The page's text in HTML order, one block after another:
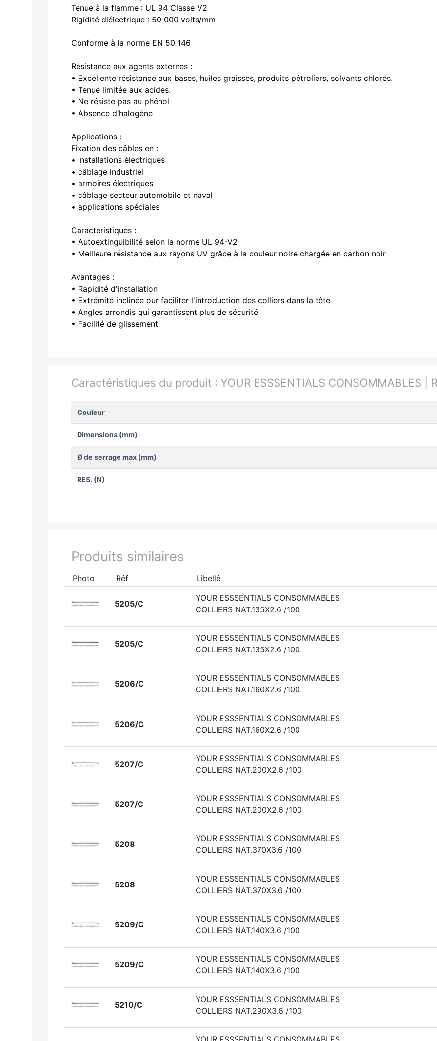
Tenue à la flamme : UL 94 Classe V2
Rigidité diélectrique : 50 000 volts/mm
Conforme à la norme EN 50 146
Résistance aux agents externes :
• Excellente résistance aux bases, huiles graisses, produits pétroliers, solvants chlorés.
• Tenue limitée aux acides.
• Ne résiste pas au phénol
• Absence d'halogène
Applications :
Fixation des câbles en :
• installations électriques
• câblage industriel
• armoires électriques
• câblage secteur automobile et naval
• applications spéciales
Caractéristiques :
• Autoextinguibilité selon la norme UL 94-V2
• Meilleure résistance aux rayons UV grâce à la couleur noire chargée en carbon noir
Avantages :
• Rapidité d'installation
• Extrémité inclinée our faciliter l'introduction des colliers dans la tête
• Angles arrondis qui garantissent plus de sécurité
• Facilité de glissement
Caractéristiques du produit : YOUR ESSSENTIALS CONSOMMABLES |
Couleur
Dimensions (mm)
Ø de serrage max (mm)
RES. (N)
Produits similaires
Photo Réf Libellé
5205/C
YOUR ESSSENTIALS CONSOMMABLES
COLLIERS NAT.135X2.6 /100
5205/C
YOUR ESSSENTIALS CONSOMMABLES
COLLIERS NAT.135X2.6 /100
5206/C
YOUR ESSSENTIALS CONSOMMABLES
COLLIERS NAT.160X2.6 /100
5206/C
YOUR ESSSENTIALS CONSOMMABLES
COLLIERS NAT.160X2.6 /100
5207/C
YOUR ESSSENTIALS CONSOMMABLES
COLLIERS NAT.200X2.6 /100
5207/C
YOUR ESSSENTIALS CONSOMMABLES
COLLIERS NAT.200X2.6 /100
5208
YOUR ESSSENTIALS CONSOMMABLES
COLLIERS NAT.370X3.6 /100
5208
YOUR ESSSENTIALS CONSOMMABLES
COLLIERS NAT.370X3.6 /100
5209/C
YOUR ESSSENTIALS CONSOMMABLES
COLLIERS NAT.140X3.6 /100
5209/C
YOUR ESSSENTIALS CONSOMMABLES
COLLIERS NAT.140X3.6 /100
5210/C
YOUR ESSSENTIALS CONSOMMABLES
COLLIERS NAT.290X3.6 /100
YOUR ESSSENTIALS CONSOMMABLES